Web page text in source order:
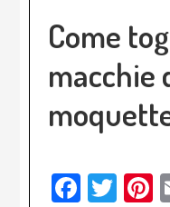
Come
macchie